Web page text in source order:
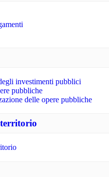
investimenti pubblici
pubbliche
delle opere pubbliche